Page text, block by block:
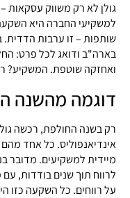
גולן לא רק משווק
למשקיעי החברה היא
שותפות – זו ערבות הדדית.
בארה"ב ודואג לכל פרט:
ואחזקה שוטפת. המשקיע?
דוגמה מהשנה
רק בשנה החולפת, רכשה
אינדיאנפוליס. כל אחד
מיידית למשקיעים. מדובר
לרווח תוך שנים בודדות,
על רווחים. כל השקעה כזו